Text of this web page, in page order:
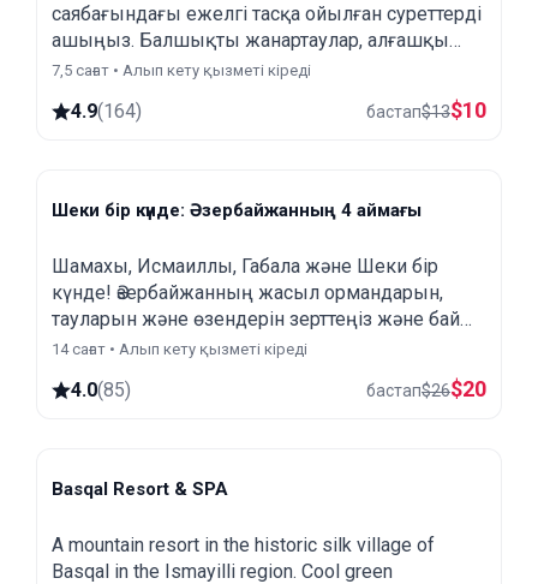
саябағындағы ежелгі тасқа ойылған суреттерді
ашыңыз. Балшықты жанартаулар, алғашқы
мұнай құдығы, Бибихейбат мешіті мен Атешгах
7,5 сағат • Алып кету қызметі кіреді
4.9(164) бастап$13$10
Шеки бір күнде: Әзербайжанның 4 аймағы
Шамахы, Исмаиллы, Габала жəне Шеки бір
күнде! Әзербайжанның жасыл ормандарын,
тауларын жəне өзендерін зерттеңіз жəне бай
мәдениеті мен тарихын ашыңыз!
14 сағат • Алып кету қызметі кіреді
4.0(85) бастап$26$20
Basqal
Basqal Resort & SPA
A mountain resort in the historic silk village of
Basqal in the Ismayilli region. Cool green